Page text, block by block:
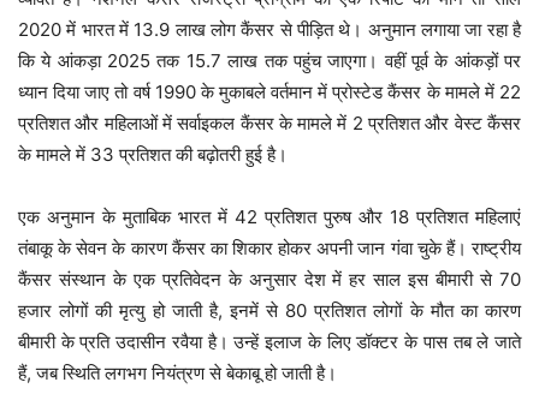
2020 में भारत में 13.9 लाख लोग कैंसर से पीड़ित थे। अनुमान लगाया जा रहा है
कि ये आंकड़ा 2025 तक 15.7 लाख तक पहुंच जाएगा। वहीं पूर्व के आंकड़ों पर
ध्यान दिया जाए तो वर्ष 1990 के मुकाबले वर्तमान में प्रोस्टेड कैंसर के मामले में 22
प्रतिशत और महिलाओं में सर्वाइकल कैंसर के मामले में 2 प्रतिशत और वेस्ट कैंसर
के मामले में 33 प्रतिशत की बढ़ोतरी हुई है।
एक अनुमान के मुताबिक भारत में 42 प्रतिशत पुरुष और 18 प्रतिशत महिलाएं
तंबाकू के सेवन के कारण कैंसर का शिकार होकर अपनी जान गंवा चुके हैं। राष्ट्रीय
कैंसर संस्थान के एक प्रतिवेदन के अनुसार देश में हर साल इस बीमारी से 70
हजार लोगों की मृत्यु हो जाती है, इनमें से 80 प्रतिशत लोगों के मौत का कारण
बीमारी के प्रति उदासीन रवैया है। उन्हें इलाज के लिए डॉक्टर के पास तब ले जाते
हैं, जब स्थिति लगभग नियंत्रण से बेकाबू हो जाती है।